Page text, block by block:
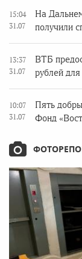
15:04
31.07
На
получили
13:37
31.07
ВТБ
рублей
10:07
31.07
Пять
Фонд